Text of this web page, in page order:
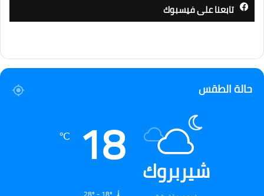
تابعنا على فيسبوك
حالة الطقس
شيربروك 18
℃